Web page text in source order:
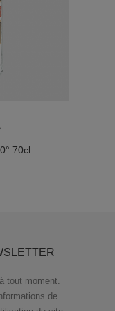
70cl
tout moment.
de